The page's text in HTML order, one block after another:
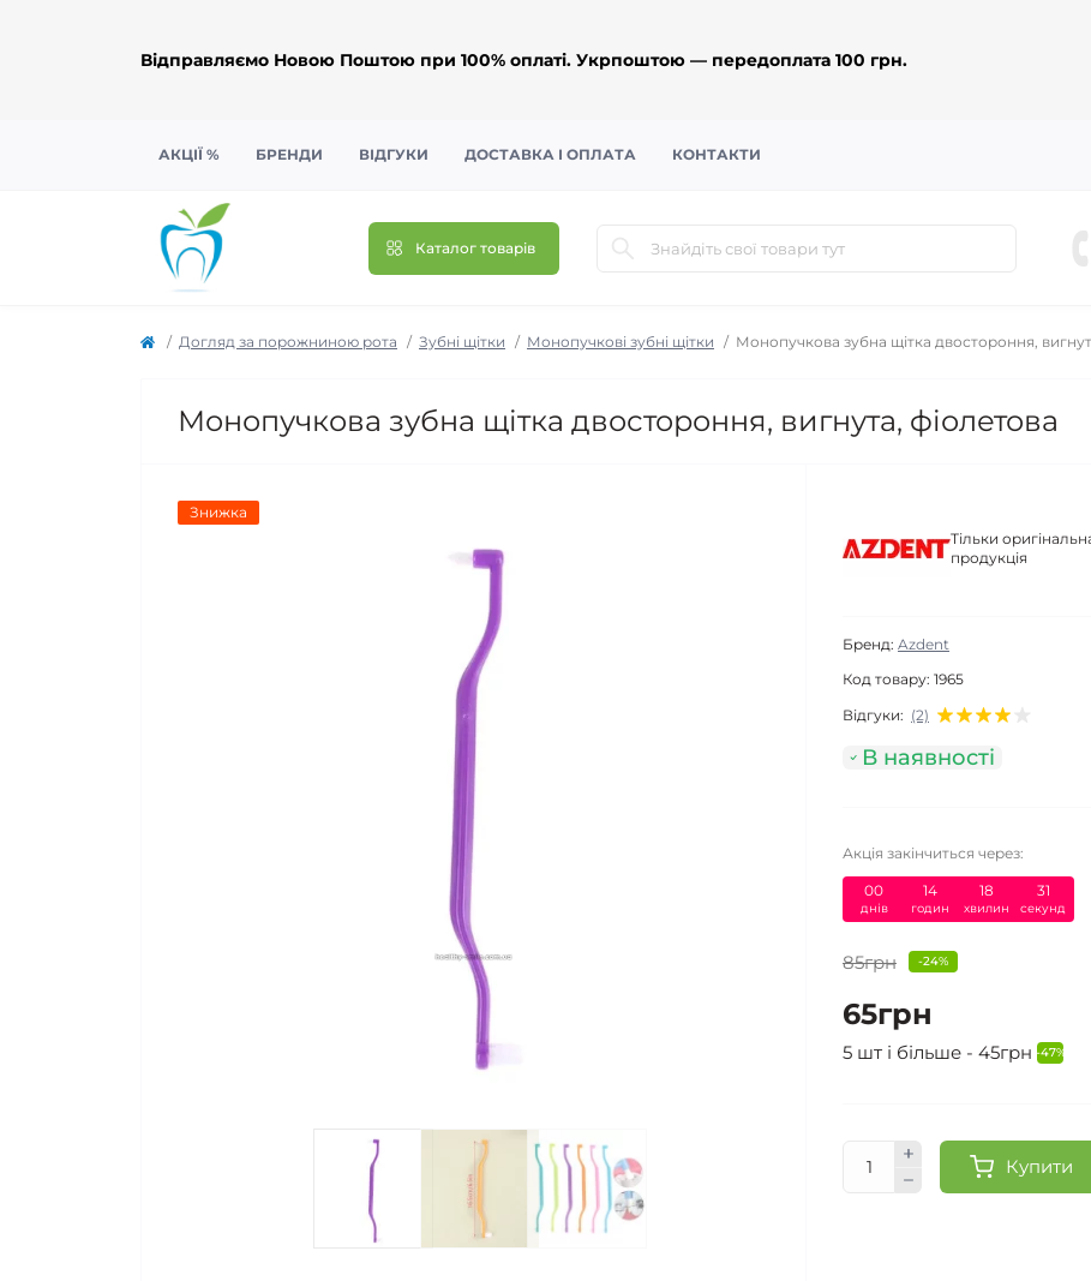
Відправляємо Новою Поштою при 100% оплаті. Укрпоштою — передоплата 100 грн.
АКЦІЇ % БРЕНДИ ВІДГУКИ ДОСТАВКА І ОПЛАТА КОНТАКТИ
Каталог товарів
Догляд за порожниною рота Зубні щітки Монопучкові зубні щітки Монопучкова зубна щітка двостороння,
Монопучкова зубна щітка двостороння, вигнута, фіолетова
Знижка
Тільки
продукція
Бренд: Azdent
Код товару: 1965
Відгуки: (2)
В наявності
Акція закінчиться через:
00
днів
14
годин
18
хвилин
30
секунд
85грн -24%
65грн
5 шт і більше - 45грн -47%
Купити